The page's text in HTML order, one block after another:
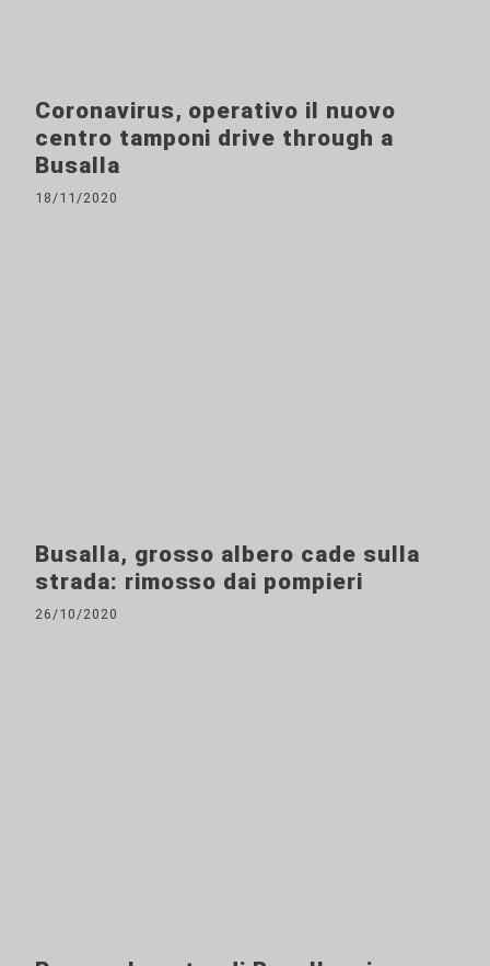
Coronavirus, operativo il nuovo
centro tamponi drive through a
Busalla
18/11/2020
Busalla, grosso albero cade sulla
strada: rimosso dai pompieri
26/10/2020